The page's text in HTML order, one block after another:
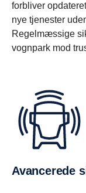
forbliver
nye tjenester
Regelmæssige
vognpark mod